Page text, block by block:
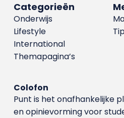
Categorieën
Onderwijs
Lifestyle
International
Themapagina’s
Colofon
Punt is het onafhankelijke
en opinievorming voor